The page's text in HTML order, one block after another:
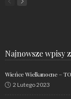
Najnowsze wpisy
Wieńce Wielkanocne –
2 Lutego 2023